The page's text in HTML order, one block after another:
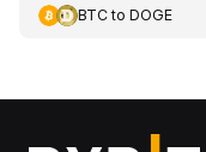
BTCto DOGE